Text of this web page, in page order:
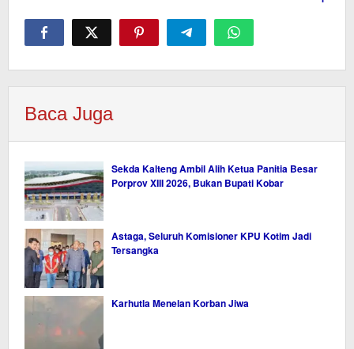
Baca Juga
Sekda Kalteng Ambil Alih Ketua Panitia Besar
Porprov XIII 2026, Bukan Bupati Kobar
Astaga, Seluruh Komisioner KPU Kotim Jadi
Tersangka
Karhutla Menelan Korban Jiwa